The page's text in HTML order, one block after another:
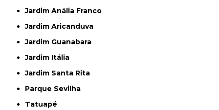
Jardim Anália Franco
Jardim Aricanduva
Jardim Guanabara
Jardim Itália
Jardim Santa Rita
Parque Sevilha
Tatuapé